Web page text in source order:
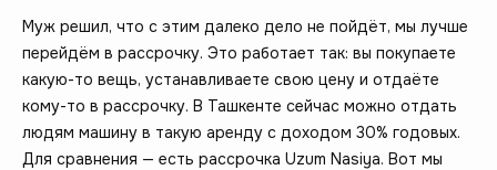
Муж решил, что с этим далеко дело не пойдёт, мы лучше
перейдём в рассрочку. Это работает так: вы покупаете
какую-то вещь, устанавливаете свою цену и отдаёте
кому-то в рассрочку. В Ташкенте сейчас можно отдать
людям машину в такую аренду с доходом 30% годовых.
Для сравнения — есть рассрочка Uzum Nasiya. Вот мы